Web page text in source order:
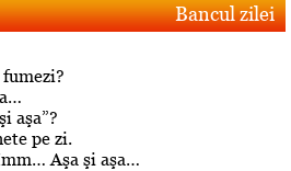
Bancul zilei
aşa”?
pe zi.
Aşa şi aşa…